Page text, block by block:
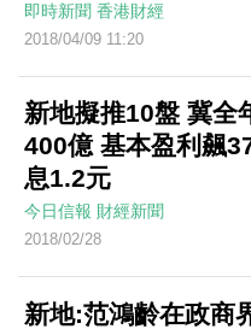
即時新聞 香港財經
2018/04/09 11:20
新地擬推10盤 冀全
400億 基本盈利飆
息1.2元
今日信報 財經新聞
2018/02/28
新地:范鴻齡在政商